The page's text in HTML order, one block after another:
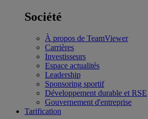
Société
À propos de TeamViewer
Carrières
Investisseurs
Espace actualités
Leadership
Sponsoring sportif
Développement durable et RSE
Gouvernement d'entreprise
Tarification